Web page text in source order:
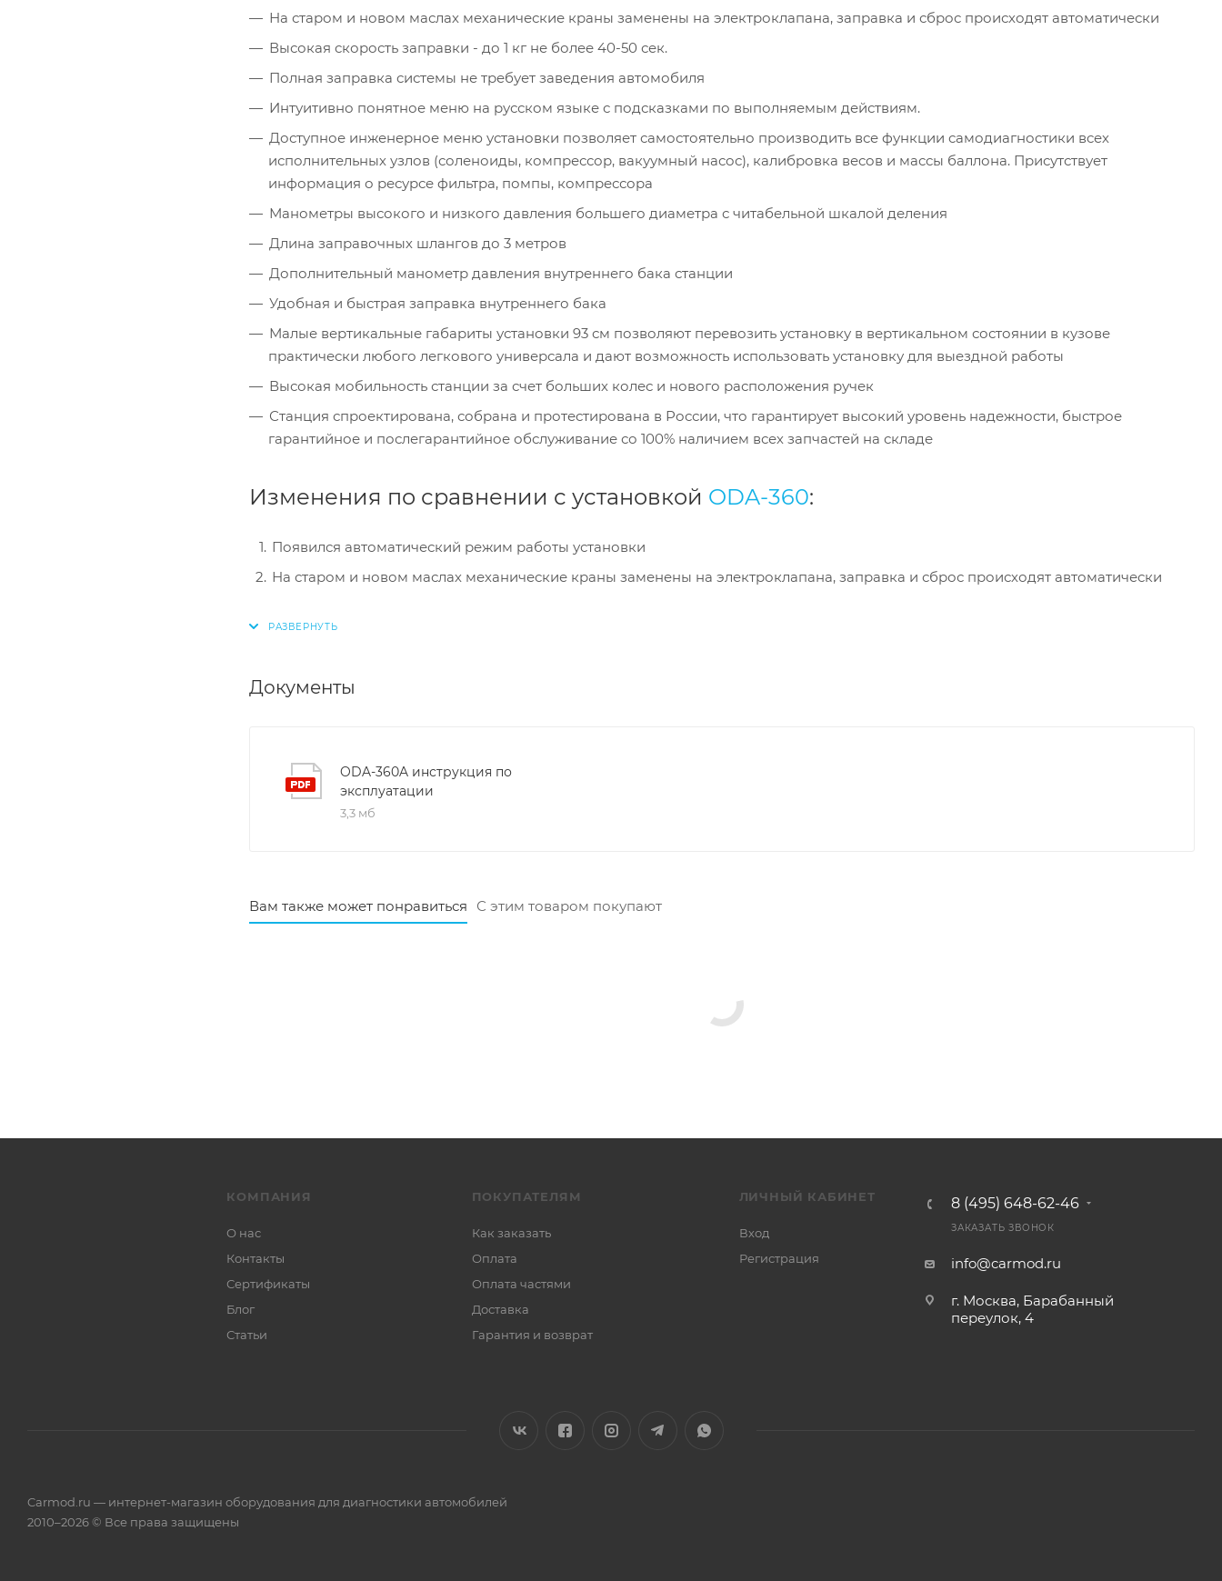
На старом и новом маслах механические краны заменены на электроклапана, заправка и сброс происходят автоматически
Высокая скорость заправки - до 1 кг не более 40-50 сек.
Полная заправка системы не требует заведения автомобиля
Интуитивно понятное меню на русском языке с подсказками по выполняемым действиям.
Доступное инженерное меню установки позволяет самостоятельно производить все функции самодиагностики всех
исполнительных узлов (соленоиды, компрессор, вакуумный насос), калибровка весов и массы баллона. Присутствует
информация о ресурсе фильтра, помпы, компрессора
Манометры высокого и низкого давления большего диаметра с читабельной шкалой деления
Длина заправочных шлангов до 3 метров
Дополнительный манометр давления внутреннего бака станции
Удобная и быстрая заправка внутреннего бака
Малые вертикальные габариты установки 93 см позволяют перевозить установку в вертикальном состоянии в кузове
практически любого легкового универсала и дают возможность использовать установку для выездной работы
Высокая мобильность станции за счет больших колес и нового расположения ручек
Станция спроектирована, собрана и протестирована в России, что гарантирует высокий уровень надежности, быстрое
гарантийное и послегарантийное обслуживание со 100% наличием всех запчастей на складе
Изменения по сравнении с установкой ODA-360:
Появился автоматический режим работы установки
На старом и новом маслах механические краны заменены на электроклапана, заправка и сброс происходят автоматически
Документы
ODA-360A инструкция по
эксплуатации
3,3 мб
Вам также может понравиться С этим товаром покупают
КОМПАНИЯ
О нас
Контакты
Сертификаты
Блог
Статьи
ПОКУПАТЕЛЯМ
Как заказать
Оплата
Оплата частями
Доставка
Гарантия и возврат
ЛИЧНЫЙ КАБИНЕТ
Вход
Регистрация
8 (495) 648-62-46
ЗАКАЗАТЬ ЗВОНОК
info@carmod.ru
г. Москва, Барабанный
переулок, 4
Carmod.ru — интернет-магазин оборудования для диагностики автомобилей
2010–2026 © Все права защищены